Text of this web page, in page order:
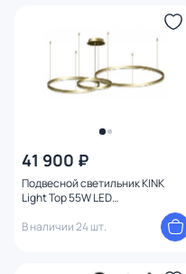
41 900 ₽
Подвесной светильник KINK
Light Тор 55W LED
В наличии 24 шт.
Дизайнерский свет 39
В наличии 195
От
Бренд 1